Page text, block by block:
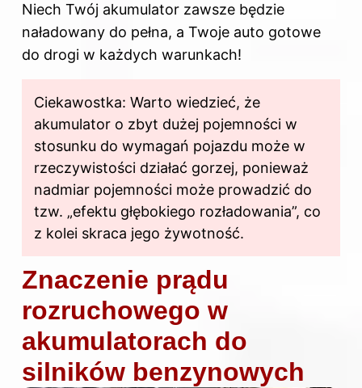
Niech Twój akumulator zawsze będzie
naładowany do pełna, a Twoje auto gotowe
do drogi w każdych warunkach!
Ciekawostka: Warto wiedzieć, że
akumulator o zbyt dużej pojemności w
stosunku do wymagań pojazdu może w
rzeczywistości działać gorzej, ponieważ
nadmiar pojemności może prowadzić do
tzw. „efektu głębokiego rozładowania”, co
z kolei skraca jego żywotność.
Znaczenie prądu
rozruchowego w
akumulatorach do
silników benzynowych